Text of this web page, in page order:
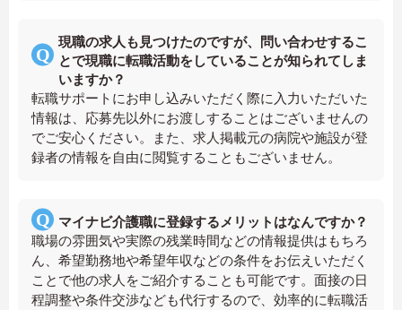
現職の求人も見つけたのですが、問い合わせするこ
とで現職に転職活動をしていることが知られてしま
いますか？
転職サポートにお申し込みいただく際に入力いただいた
情報は、応募先以外にお渡しすることはございませんの
でご安心ください。また、求人掲載元の病院や施設が登
録者の情報を自由に閲覧することもございません。
マイナビ介護職に登録するメリットはなんですか？
職場の雰囲気や実際の残業時間などの情報提供はもちろ
ん、希望勤務地や希望年収などの条件をお伝えいただく
ことで他の求人をご紹介することも可能です。面接の日
程調整や条件交渉なども代行するので、効率的に転職活